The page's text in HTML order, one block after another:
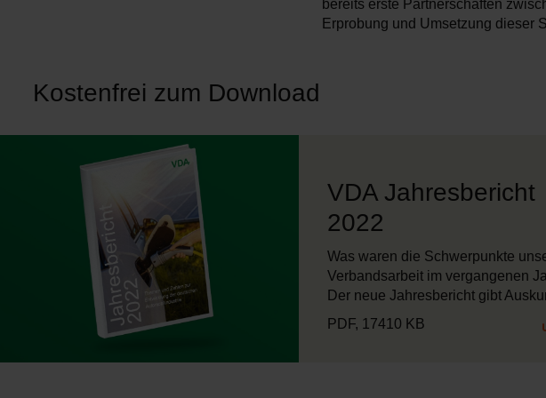
bereits erste Partnerschaften
Erprobung und Umsetzung dieser
Kostenfrei zum Download
VDA Jahresbericht
2022
Was waren die Schwerpunkte
Verbandsarbeit im vergangenen
Der neue Jahresbericht gibt
PDF, 17410 KB